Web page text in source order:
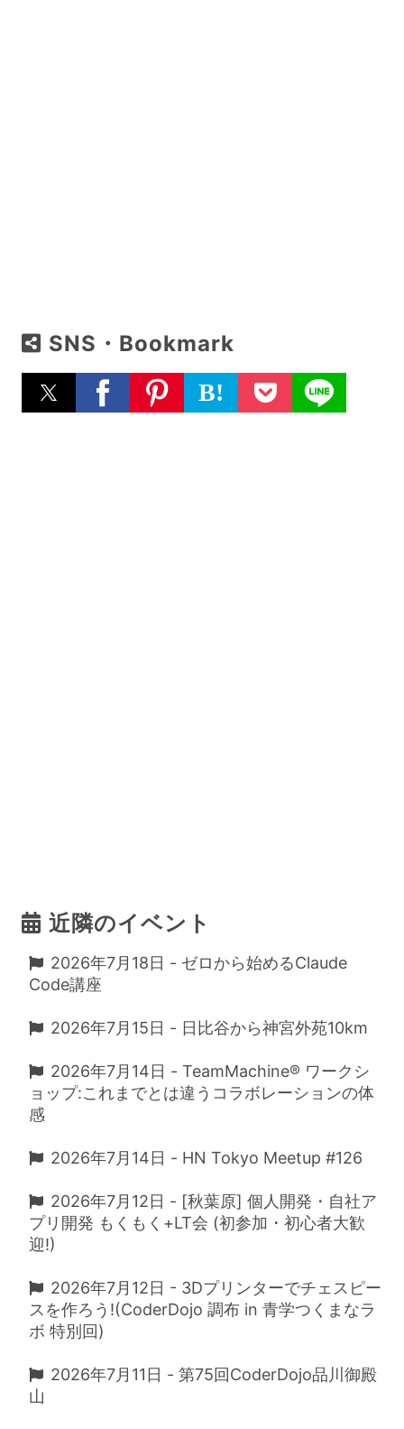
SNS・Bookmark
B!
近隣のイベント
2026年7月18日 - ゼロから始めるClaude
Code講座
2026年7月15日 - 日比谷から神宮外苑10km
2026年7月14日 - TeamMachine® ワークシ
ョップ:これまでとは違うコラボレーションの体
感
2026年7月14日 - HN Tokyo Meetup #126
2026年7月12日 - [秋葉原] 個人開発・自社ア
プリ開発 もくもく+LT会 (初参加・初心者大歓
迎!)
2026年7月12日 - 3Dプリンターでチェスピー
スを作ろう!(CoderDojo 調布 in 青学つくまなラ
ボ 特別回)
2026年7月11日 - 第75回CoderDojo品川御殿
山